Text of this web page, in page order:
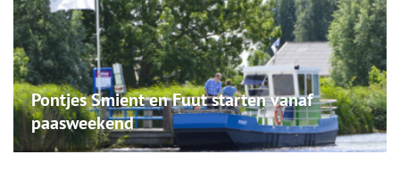
Pontjes Smient en Fuut starten vanaf
paasweekend